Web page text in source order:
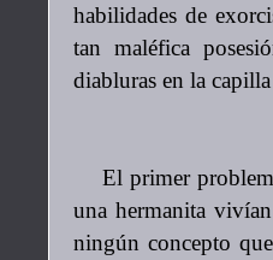
habilidades de
tan maléfica
diabluras en la
El primer
una hermanita
ningún concepto